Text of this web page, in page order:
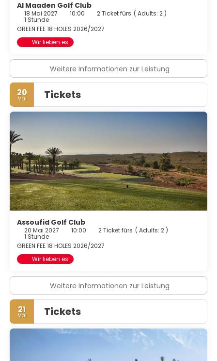
Al Maaden Golf Club
18 Mai 2027 10:00 2 Ticket fürs ( Adults: 2 )
1 Stunde
GREEN FEE 18 HOLES 2026/2027
Wir lieben es
Weitere Informationen zur Leistung
20
Mai Tickets
Assoufid Golf Club
20 Mai 2027 10:00 2 Ticket fürs ( Adults: 2 )
1 Stunde
GREEN FEE 18 HOLES 2026/2027
Wir lieben es
Weitere Informationen zur Leistung
21
Mai Tickets